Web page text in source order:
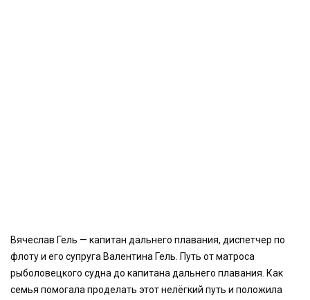
Вячеслав Гель — капитан дальнего плавания, диспетчер по
флоту и его супруга Валентина Гель. Путь от матроса
рыболовецкого судна до капитана дальнего плавания. Как
семья помогала проделать этот нелёгкий путь и положила